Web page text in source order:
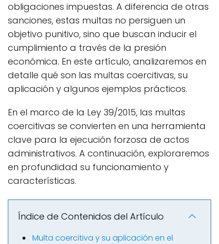
obligaciones impuestas. A diferencia de otras
sanciones, estas multas no persiguen un
objetivo punitivo, sino que buscan inducir el
cumplimiento a través de la presión
económica. En este artículo, analizaremos en
detalle qué son las multas coercitivas, su
aplicación y algunos ejemplos prácticos.
En el marco de la Ley 39/2015, las multas
coercitivas se convierten en una herramienta
clave para la ejecución forzosa de actos
administrativos. A continuación, exploraremos
en profundidad su funcionamiento y
características.
Índice de Contenidos del Artículo
Multa coercitiva y su aplicación en el